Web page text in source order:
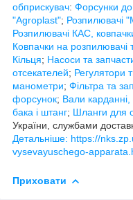
обприскувач: Форсунки до
"Agroplast"; Розпилювачі
Розпилювачі КАС,
Ковпачки на розпилювачі
Кільця; Насоси та
отсекателей; Регулятори
манометри; Фільтра та
форсунок; Вали карданні,
бака і штанг; Шланги для
України, службами
Детальніше: https://
vysevayuschego-
Приховати